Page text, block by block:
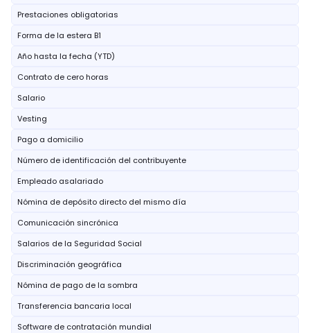
Prestaciones obligatorias
Forma de la estera B1
Año hasta la fecha (YTD)
Contrato de cero horas
Salario
Vesting
Pago a domicilio
Número de identificación del contribuyente
Empleado asalariado
Nómina de depósito directo del mismo día
Comunicación sincrónica
Salarios de la Seguridad Social
Discriminación geográfica
Nómina de pago de la sombra
Transferencia bancaria local
Software de contratación mundial